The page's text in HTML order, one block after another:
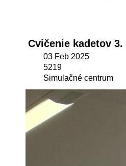
Cvičenie kadetov
03 Feb 2025
5219
Simulačné centrum